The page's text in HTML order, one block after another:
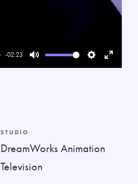
-02:23
Mute SettingsEnter
STUDIO
DreamWorks Animation
Television